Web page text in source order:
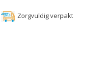
Zorgvuldig verpakt